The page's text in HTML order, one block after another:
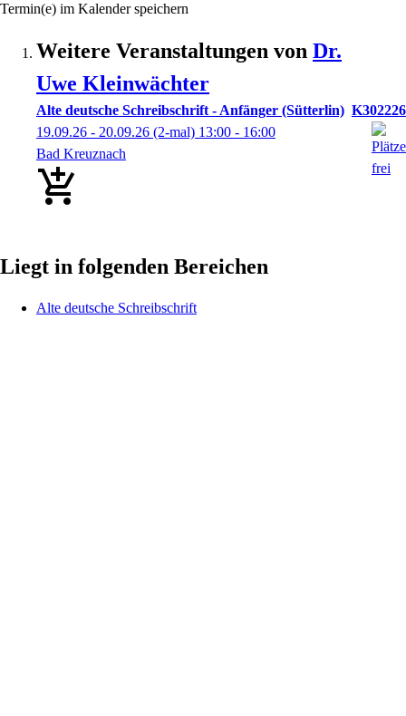
Termin(e) im Kalender speichern
Weitere Veranstaltungen von Dr.
Uwe Kleinwächter
Alte deutsche Schreibschrift - Anfänger (Sütterlin) K302226
19.09.26 - 20.09.26 (2-mal) 13:00 - 16:00
Bad Kreuznach
Liegt in folgenden Bereichen
Alte deutsche Schreibschrift